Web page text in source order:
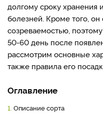
долгому сроку хранения
болезней. Кроме того, он
созреваемостью,
50-60 день после
рассмотрим основные
также правила его
Оглавление
1. Описание сорта